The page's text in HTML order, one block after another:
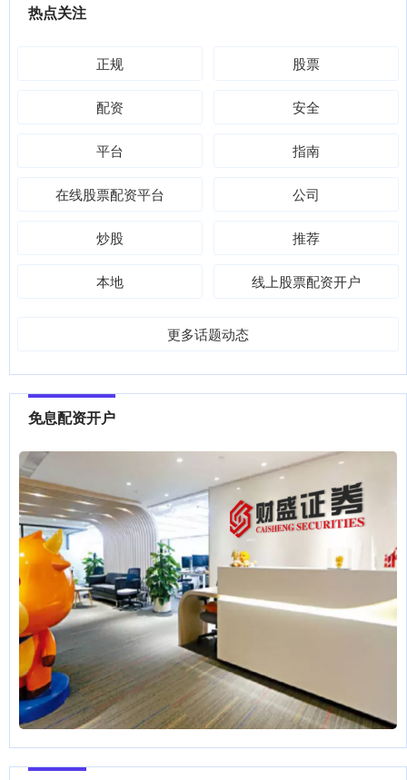
热点关注
正规 股票
配资 安全
平台 指南
在线股票配资平台 公司
炒股 推荐
本地 线上股票配资开户
更多话题动态
免息配资开户